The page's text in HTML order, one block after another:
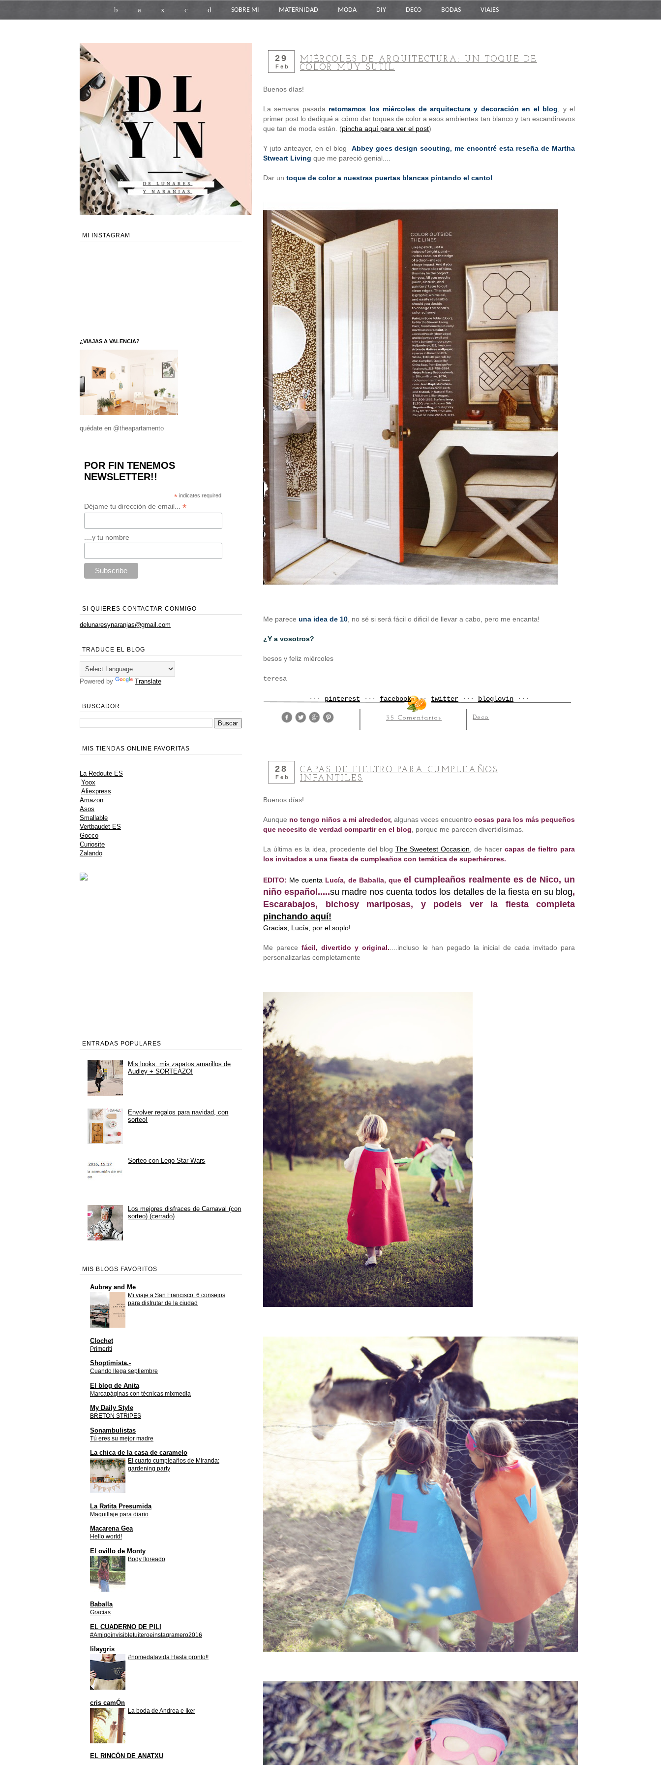
b a x c d SOBRE MI MATERNIDAD MODA DIY DECO BODAS VIAJES
29
Feb
MIÉRCOLES DE ARQUITECTURA: UN TOQUE DE
COLOR MUY SUTIL
Buenos días!
La semana pasada retomamos los miércoles de arquitectura y decoración en el blog , y el
primer post lo dediqué a cómo dar toques de color a esos ambientes tan blanco y tan escandinavos
que tan de moda están. (pincha aquí para ver el post)
Y juto anteayer, en el blog Abbey goes design scouting, me encontré esta reseña de Martha
Stweart Living que me pareció genial....
Dar un toque de color a nuestras puertas blancas pintando el canto!
Me parece una idea de 10 , no sé si será fácil o dificil de llevar a cabo, pero me encanta!
¿Y a vosotros?
besos y feliz miércoles
teresa
··· pinterest ··· facebook··· twitter ··· bloglovin ···
35 Comentarios Deco
28
Feb
CAPAS DE FIELTRO PARA CUMPLEAÑOS
INFANTILES
Buenos días!
Aunque no tengo niños a mi alrededor, algunas veces encuentro cosas para los más pequeños
que necesito de verdad compartir en el blog , porque me parecen divertidísimas.
La última es la idea, procedente del blog The Sweetest Occasion , de hacercapas de fieltro para
los invitados a una fiesta de cumpleaños con temática de superhérores.
EDITO: Me cuenta Lucía, de Baballa, que el cumpleaños realmente es de Nico, un
niño español.....su madre nos cuenta todos los detalles de la fiesta en su blog,
Escarabajos, bichosy mariposas, y podeis ver la fiesta completa
pinchando aquí!
Gracias, Lucía, por el soplo!
Me parece fácil, divertido y original. ....incluso le han pegado la inicial de cada invitado para
personalizarlas completamente
MI INSTAGRAM
¿VIAJAS A VALENCIA?
quédate en @theapartamento
POR FIN TENEMOS
NEWSLETTER!!
* indicates required
Déjame tu dirección de email... *
....y tu nombre
SI QUIERES CONTACTAR CONMIGO
delunaresynaranjas@gmail.com
TRADUCE EL BLOG
Powered by Translate
BUSCADOR
MIS TIENDAS ONLINE FAVORITAS
La Redoute ES
Yoox
Aliexpress
Amazon
Asos
Smallable
Vertbaudet ES
Gocco
Curiosite
Zalando
ENTRADAS POPULARES
Mis looks: mis zapatos amarillos de
Audley + SORTEAZO!
Envolver regalos para navidad, con
sorteo!
Sorteo con Lego Star Wars
Los mejores disfraces de Carnaval (con
sorteo) (cerrado)
MIS BLOGS FAVORITOS
Aubrey and Me
Mi viaje a San Francisco: 6 consejos
para disfrutar de la ciudad
Clochet
Primeriti
Shoptimista.-
Cuando llega septiembre
El blog de Anita
Marcapáginas con técnicas mixmedia
My Daily Style
BRETON STRIPES
Sonambulistas
Tú eres su mejor madre
La chica de la casa de caramelo
El cuarto cumpleaños de Miranda:
gardening party
La Ratita Presumida
Maquillaje para diario
Macarena Gea
Hello world!
El ovillo de Monty
Body floreado
Baballa
Gracias
EL CUADERNO DE PILI
#Amigoinvisibletuiteroeinstagramero2016
lilaygris
#nomedalavida Hasta pronto!!
cris camÓn
La boda de Andrea e Iker
EL RINCÓN DE ANATXU